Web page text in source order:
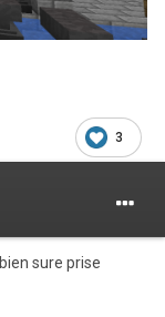
3
sure prise